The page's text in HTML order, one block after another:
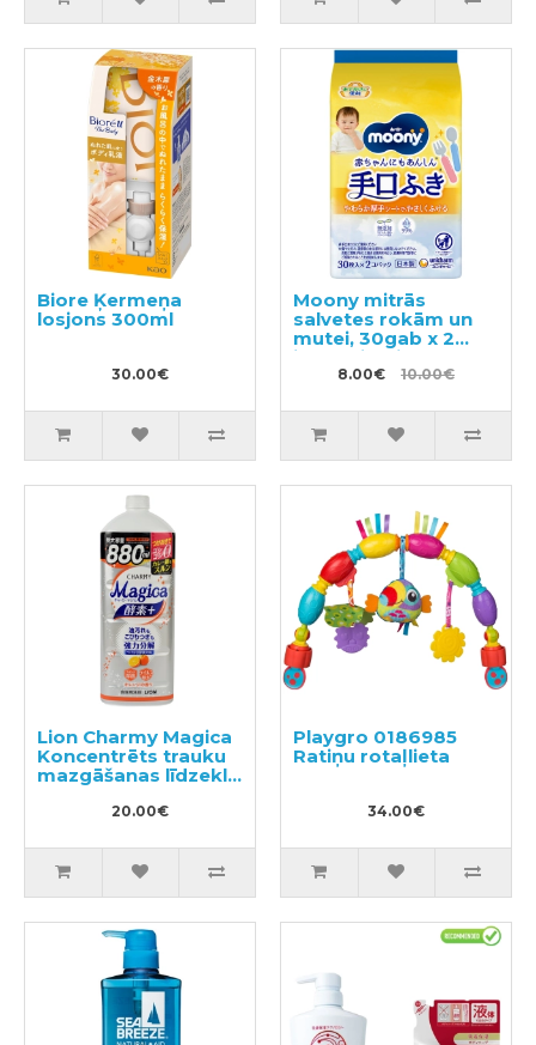
Biore Ķermeņa
losjons 300ml
30.00€
Moony mitrās
salvetes rokām un
mutei, 30gab x 2
iepakojumi
8.00€ 10.00€
Lion Charmy Magica
Koncentrēts trauku
mazgāšanas līdzeklis
20.00€
Playgro 0186985
Ratiņu rotaļlieta
34.00€